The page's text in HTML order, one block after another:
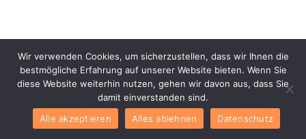
Wir verwenden Cookies, um sicherzustellen, dass wir Ihnen die
bestmögliche Erfahrung auf unserer Website bieten. Wenn Sie
diese Website weiterhin nutzen, gehen wir davon aus, dass Sie
damit einverstanden sind.
Alle akzeptieren
Alles ablehnen Datenschutz